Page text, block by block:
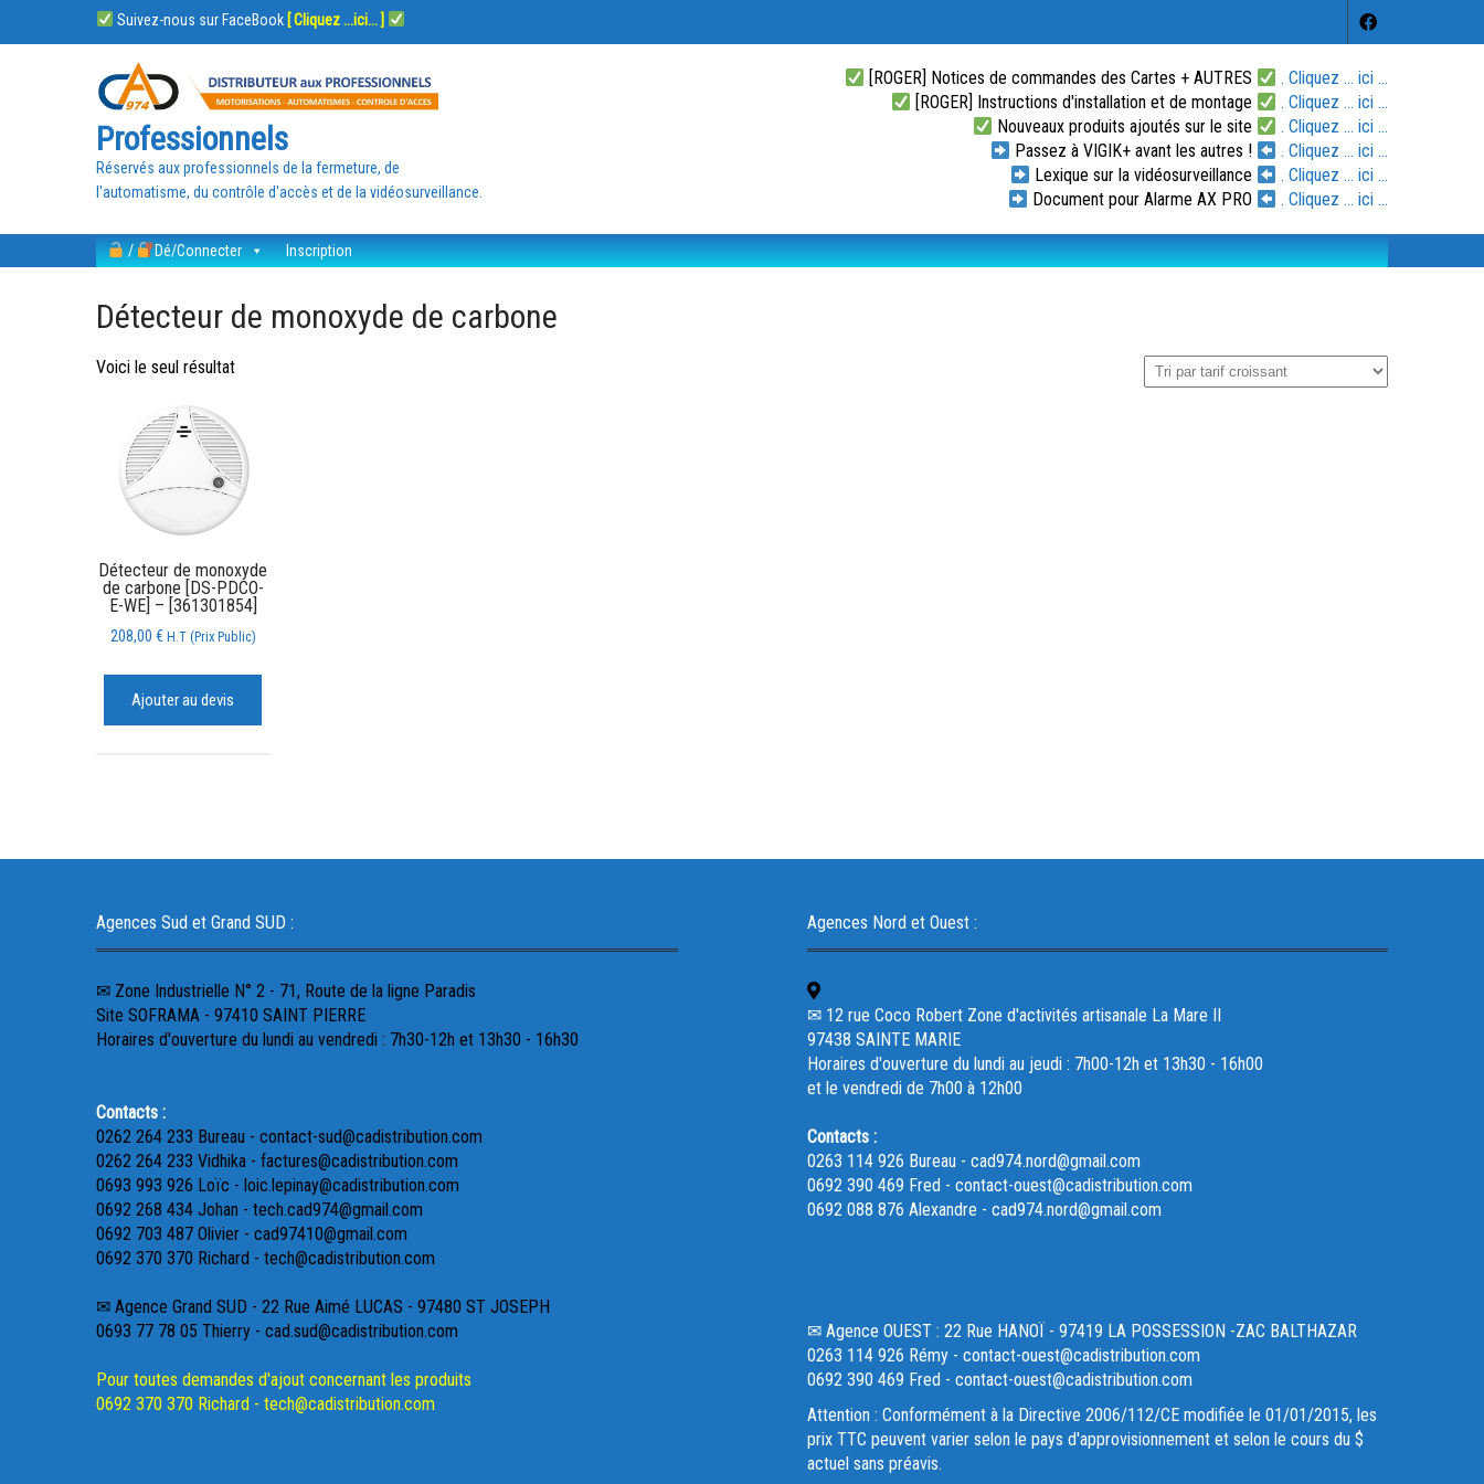
Suivez-nous sur FaceBook [ Cliquez ...ici... ]
Professionnels
Réservés aux professionnels de la fermeture, de
l'automatisme, du contrôle d'accès et de la vidéosurveillance.
[ROGER] Notices de commandes des Cartes + AUTRES
. Cliquez ... ici ...
[ROGER] Instructions d'installation et de montage
. Cliquez ... ici ...
Nouveaux produits ajoutés sur le site
. Cliquez ... ici ...
Passez à VIGIK+ avant les autres !
. Cliquez ... ici ...
Lexique sur la vidéosurveillance
. Cliquez ... ici ...
Document pour Alarme AX PRO
. Cliquez ... ici ...
/ Dé/Connecter Inscription
Détecteur de monoxyde de carbone
Voici le seul résultat
Détecteur de monoxyde
de carbone [DS-PDCO-
E-WE] – [361301854]
208,00 € H.T (Prix Public)
Ajouter au devis
Agences Sud et Grand SUD :
✉ Zone Industrielle N° 2 - 71, Route de la ligne Paradis
Site SOFRAMA - 97410 SAINT PIERRE
Horaires d'ouverture du lundi au vendredi : 7h30-12h et 13h30 - 16h30
Contacts :
0262 264 233 Bureau - contact-sud@cadistribution.com
0262 264 233 Vidhika - factures@cadistribution.com
0693 993 926 Loïc - loic.lepinay@cadistribution.com
0692 268 434 Johan - tech.cad974@gmail.com
0692 703 487 Olivier - cad97410@gmail.com
0692 370 370 Richard - tech@cadistribution.com
✉ Agence Grand SUD - 22 Rue Aimé LUCAS - 97480 ST JOSEPH
0693 77 78 05 Thierry - cad.sud@cadistribution.com
Pour toutes demandes d'ajout concernant les produits
0692 370 370 Richard - tech@cadistribution.com
Agences Nord et Ouest :
✉ 12 rue Coco Robert Zone d'activités artisanale La Mare II
97438 SAINTE MARIE
Horaires d'ouverture du lundi au jeudi : 7h00-12h et 13h30 - 16h00
et le vendredi de 7h00 à 12h00
Contacts :
0263 114 926 Bureau - cad974.nord@gmail.com
0692 390 469 Fred - contact-ouest@cadistribution.com
0692 088 876 Alexandre - cad974.nord@gmail.com
✉ Agence OUEST : 22 Rue HANOÏ - 97419 LA POSSESSION -ZAC BALTHAZAR
0263 114 926 Rémy - contact-ouest@cadistribution.com
0692 390 469 Fred - contact-ouest@cadistribution.com
Attention : Conformément à la Directive 2006/112/CE modifiée le 01/01/2015, les
prix TTC peuvent varier selon le pays d'approvisionnement et selon le cours du $
actuel sans préavis.